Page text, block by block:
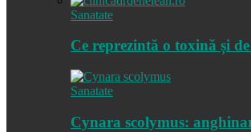
Sanatate
Ce reprezintă o toxină și
Sanatate
Cynara scolymus: